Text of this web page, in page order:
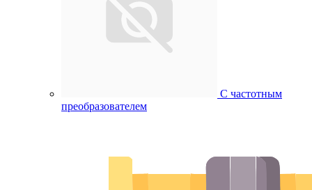
С частотным
преобразователем